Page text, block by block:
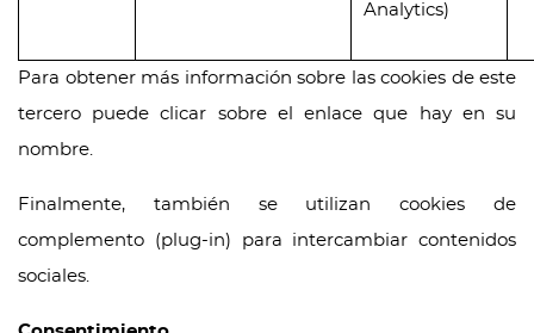
Analytics)
Para obtener más información sobre las cookies de este
tercero puede clicar sobre el enlace que hay en su
nombre.
Finalmente, también se utilizan cookies de
complemento (plug-in) para intercambiar contenidos
sociales.